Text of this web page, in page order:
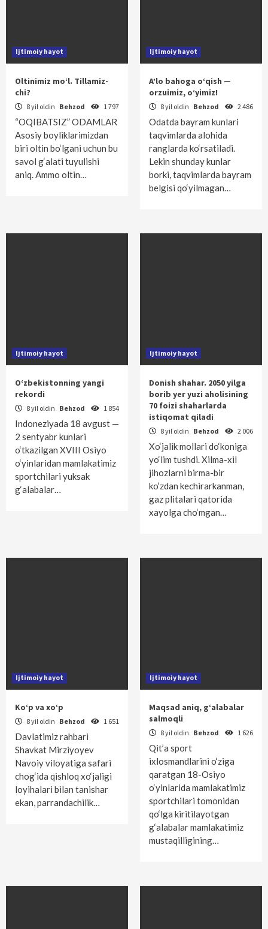
Ijtimoiy hayot
Oltinimiz mo‘l. Tillamiz-
chi?
8 yil oldin Behzod 1 797
“OQIBATSIZ” ODAMLAR
Asosiy boyliklarimizdan
biri oltin bo‘lgani uchun bu
savol g‘alati tuyulishi
aniq. Ammo oltin…
Ijtimoiy hayot
A’lo bahoga o‘qish —
orzuimiz, o‘yimiz!
8 yil oldin Behzod 2 486
Odatda bayram kunlari
taqvimlarda alohida
ranglarda ko‘rsatiladi.
Lekin shunday kunlar
borki, taqvimlarda bayram
belgisi qo‘yilmagan…
Ijtimoiy hayot
O‘zbekistonning yangi
rekordi
8 yil oldin Behzod 1 854
Indoneziyada 18 avgust —
2 sentyabr kunlari
o‘tkazilgan XVIII Osiyo
o‘yinlaridan mamlakatimiz
sportchilari yuksak
g‘alabalar…
Ijtimoiy hayot
Donish shahar. 2050 yilga
borib yer yuzi aholisining
70 foizi shaharlarda
istiqomat qiladi
8 yil oldin Behzod 2 006
Xo‘jalik mollari do‘koniga
yo‘lim tushdi. Xilma-xil
jihozlarni birma-bir
ko‘zdan kechirarkanman,
gaz plitalari qatorida
xayolga cho‘mgan…
Ijtimoiy hayot
Ko‘p va xo‘p
8 yil oldin Behzod 1 651
Davlatimiz rahbari
Shavkat Mirziyoyev
Navoiy viloyatiga safari
chog‘ida qishloq xo‘jaligi
loyihalari bilan tanishar
ekan, parrandachilik…
Ijtimoiy hayot
Maqsad aniq, g‘alabalar
salmoqli
8 yil oldin Behzod 1 626
Qit’a sport
ixlosmandlarini o‘ziga
qaratgan 18-Osiyo
o‘yinlarida mamlakatimiz
sportchilari tomonidan
qo‘lga kiritilayotgan
g‘alabalar mamlakatimiz
mustaqilligining…